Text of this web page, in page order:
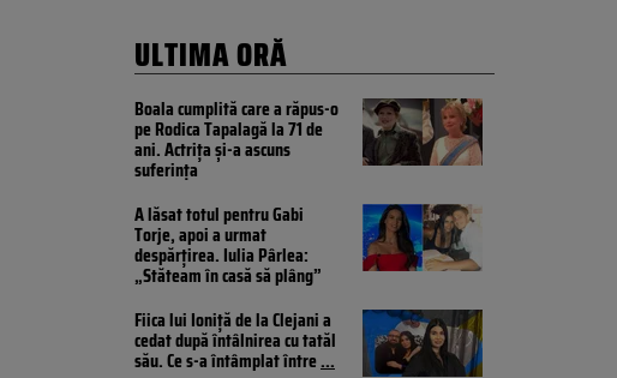
ULTIMA ORĂ
Boala cumplită care a răpus-o
pe Rodica Tapalagă la 71 de
ani. Actrița și-a ascuns
suferința
A lăsat totul pentru Gabi
Torje, apoi a urmat
despărțirea. Iulia Pârlea:
„Stăteam în casă să plâng”
Fiica lui Ioniță de la Clejani a
cedat după întâlnirea cu tatăl
său. Ce s-a întâmplat între...